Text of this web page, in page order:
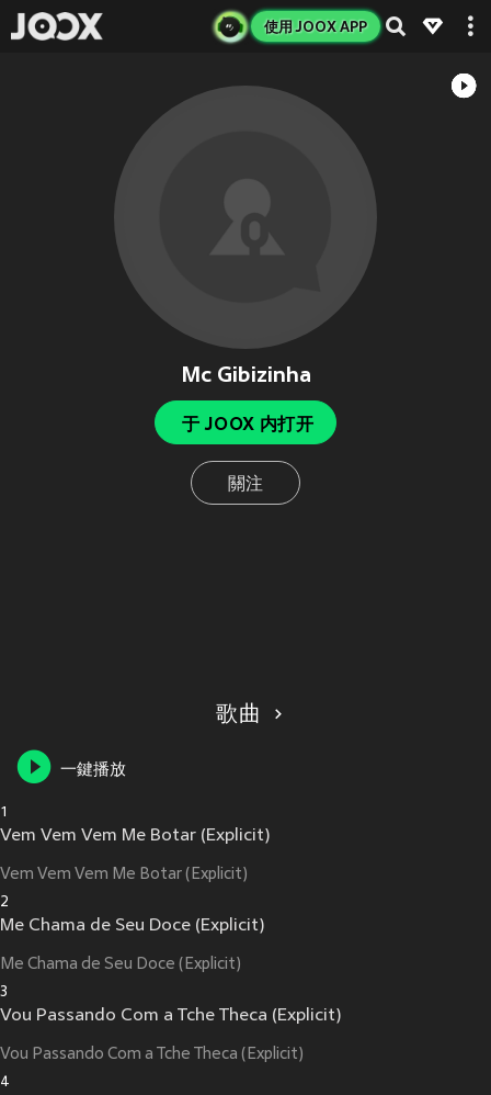
使用 JOOX APP
Mc Gibizinha
于 JOOX 内打开
關注
歌曲
一鍵播放
1
Vem Vem Vem Me Botar (Explicit)
Vem Vem Vem Me Botar (Explicit)
2
Me Chama de Seu Doce (Explicit)
Me Chama de Seu Doce (Explicit)
3
Vou Passando Com a Tche Theca (Explicit)
Vou Passando Com a Tche Theca (Explicit)
4